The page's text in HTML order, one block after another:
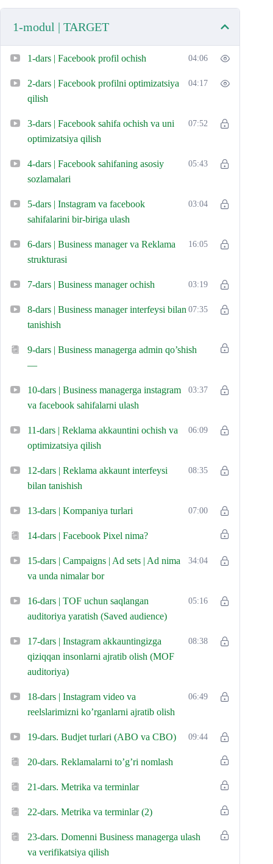
usullarini o‘zlashtirasiz;
natijalarni tahlil qilish bo‘yicha amaliy ko‘nikmalarni
hech qanday oldindan bilim talab qilmaydi
o‘rganilgan nazariyani real reklama kampaniyalarida sinab
ko‘rishingiz mumkin bo‘ladi.
1-modul | TARGET
1-dars | Facebook profil ochish 04:06
2-dars | Facebook profilni optimizatsiya
qilish
04:17
3-dars | Facebook sahifa ochish va uni
optimizatsiya qilish
07:52
4-dars | Facebook sahifaning asosiy
sozlamalari
05:43
5-dars | Instagram va facebook
sahifalarini bir-biriga ulash
03:04
6-dars | Business manager va Reklama
strukturasi
16:05
7-dars | Business manager ochish 03:19
8-dars | Business manager interfeysi bilan
tanishish
07:35
9-dars | Business managerga admin qo’shish
—
10-dars | Business managerga instagram
va facebook sahifalarni ulash
03:37
11-dars | Reklama akkauntini ochish va
optimizatsiya qilish
06:09
12-dars | Reklama akkaunt interfeysi
bilan tanishish
08:35
13-dars | Kompaniya turlari 07:00
14-dars | Facebook Pixel nima?
15-dars | Campaigns | Ad sets | Ad nima
va unda nimalar bor
34:04
16-dars | TOF uchun saqlangan
auditoriya yaratish (Saved audience)
05:16
17-dars | Instagram akkauntingizga
qiziqqan insonlarni ajratib olish (MOF
auditoriya)
08:38
18-dars | Instagram video va
reelslarimizni ko’rganlarni ajratib olish
06:49
19-dars. Budjet turlari (ABO va CBO) 09:44
20-dars. Reklamalarni to’g’ri nomlash
21-dars. Metrika va terminlar
22-dars. Metrika va terminlar (2)
23-dars. Domenni Business managerga ulash
va verifikatsiya qilish